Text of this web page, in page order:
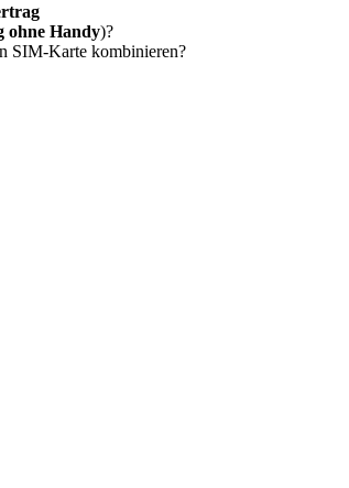
ohne Handy)?
SIM-Karte kombinieren?